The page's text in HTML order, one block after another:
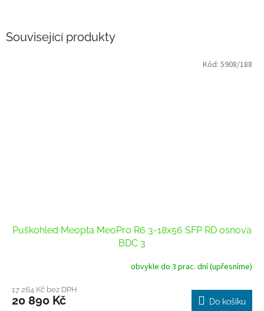
Související produkty
Puškohled Meopta MeoPro R6 3-18x56 SFP RD osnova
BDC 3
obvykle do 3 prac. dní (upřesníme)
17 264 Kč bez DPH
20 890 Kč Do košíku
Kód: 5908/188